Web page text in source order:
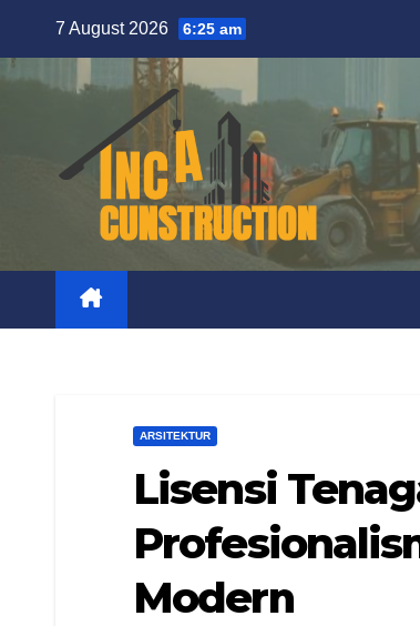
content
7 August 2026 6:25 am
ARSITEKTUR
Lisensi
Modern